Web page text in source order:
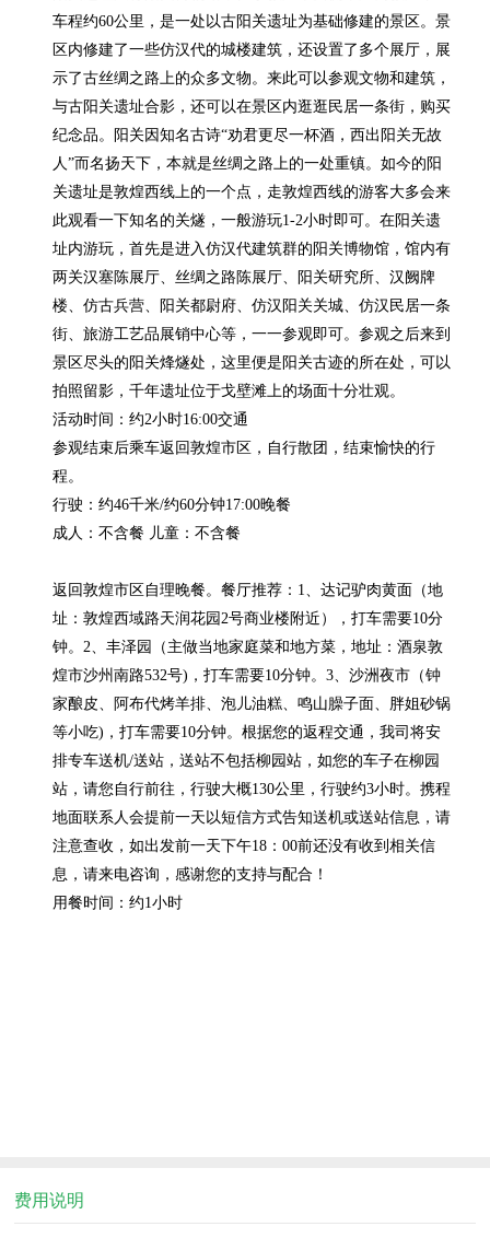
车程约60公里，是一处以古阳关遗址为基础修建的景区。景
区内修建了一些仿汉代的城楼建筑，还设置了多个展厅，展
示了古丝绸之路上的众多文物。来此可以参观文物和建筑，
与古阳关遗址合影，还可以在景区内逛逛民居一条街，购买
纪念品。阳关因知名古诗“劝君更尽一杯酒，西出阳关无故
人”而名扬天下，本就是丝绸之路上的一处重镇。如今的阳
关遗址是敦煌西线上的一个点，走敦煌西线的游客大多会来
此观看一下知名的关燧，一般游玩1-2小时即可。在阳关遗
址内游玩，首先是进入仿汉代建筑群的阳关博物馆，馆内有
两关汉塞陈展厅、丝绸之路陈展厅、阳关研究所、汉阙牌
楼、仿古兵营、阳关都尉府、仿汉阳关关城、仿汉民居一条
街、旅游工艺品展销中心等，一一参观即可。参观之后来到
景区尽头的阳关烽燧处，这里便是阳关古迹的所在处，可以
拍照留影，千年遗址位于戈壁滩上的场面十分壮观。
活动时间：约2小时16:00交通
参观结束后乘车返回敦煌市区，自行散团，结束愉快的行
程。
行驶：约46千米/约60分钟17:00晚餐
成人：不含餐 儿童：不含餐
返回敦煌市区自理晚餐。餐厅推荐：1、达记驴肉黄面（地
址：敦煌西域路天润花园2号商业楼附近），打车需要10分
钟。2、丰泽园（主做当地家庭菜和地方菜，地址：酒泉敦
煌市沙州南路532号)，打车需要10分钟。3、沙洲夜市（钟
家酿皮、阿布代烤羊排、泡儿油糕、鸣山臊子面、胖姐砂锅
等小吃)，打车需要10分钟。根据您的返程交通，我司将安
排专车送机/送站，送站不包括柳园站，如您的车子在柳园
站，请您自行前往，行驶大概130公里，行驶约3小时。携程
地面联系人会提前一天以短信方式告知送机或送站信息，请
注意查收，如出发前一天下午18：00前还没有收到相关信
息，请来电咨询，感谢您的支持与配合！
费用说明